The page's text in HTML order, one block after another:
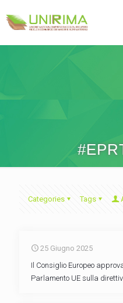
Categories Tags
25 Giugno 2025
Il Consiglio Europeo
Parlamento UE sulla